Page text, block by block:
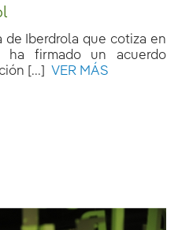
Iberdrola que cotiza en
firmado un acuerdo
[...]
VER MÁS